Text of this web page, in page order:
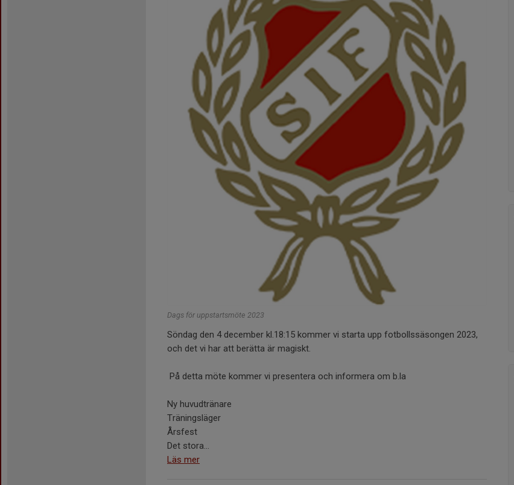
Dags för uppstartsmöte 2023
Söndag den 4 december kl.18:15 kommer vi starta upp fotbollssäsongen 2023,
och det vi har att berätta är magiskt.
På detta möte kommer vi presentera och informera om b.la
Ny huvudtränare
Träningsläger
Årsfest
Det stora...
Läs mer